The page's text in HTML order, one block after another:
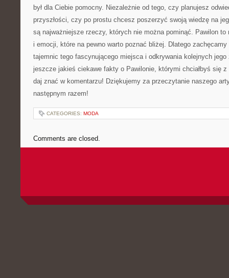
był dla⁢ Ciebie‌ pomocny. Niezależnie od tego,⁣ czy ​planujesz
przyszłości,‌ czy ‍po prostu chcesz poszerzyć⁤ swoją wiedzę na
są⁣ najważniejsze rzeczy, których ⁣nie można ⁤pominąć. Pawilon to
i emocji, ⁣które na ⁤pewno warto poznać bliżej. Dlatego​ zachęcamy
tajemnic tego fascynującego miejsca‍ i odkrywania kolejnych
‍jeszcze ⁣jakieś ciekawe fakty‌ o Pawilonie, którymi chciałbyś⁣ się
daj znać w komentarzu! Dziękujemy za przeczytanie naszego
następnym razem!
CATEGORIES: MODA
Comments are closed.